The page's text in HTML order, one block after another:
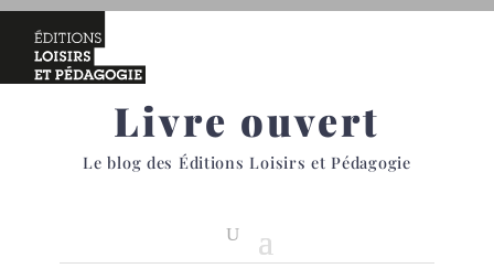
Livre ouvert
Le blog des Éditions Loisirs et Pédagogie